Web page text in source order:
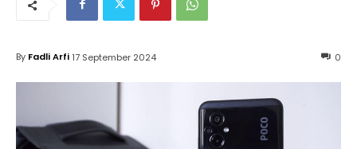
0
By Fadli Arfi 17 September 2024